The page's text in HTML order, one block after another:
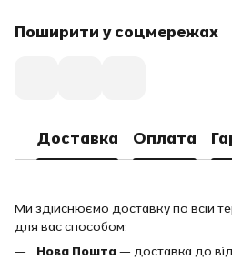
Поширити у соцмережах
Доставка Оплата
Ми здійснюємо доставку по всій
для вас способом:
Нова Пошта— доставка до